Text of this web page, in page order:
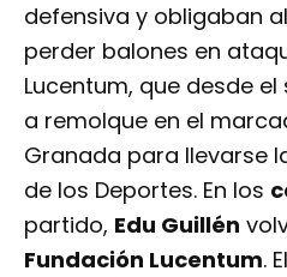
defensiva y obligaban
perder balones en
Lucentum, que desde
a remolque en el
Granada para llevarse
de los Deportes. En los
partido, Edu Guillén
Fundación Lucentum.